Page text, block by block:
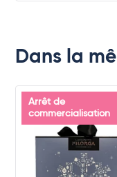
Dans la
Arrêt de
commercialisation